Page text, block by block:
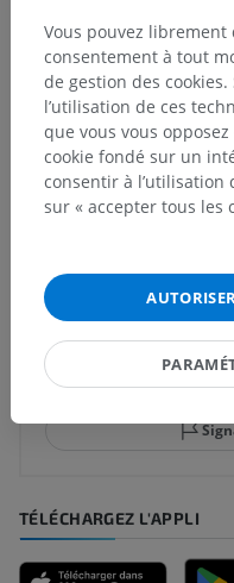
Noyau olivaire
Noyaux péri-olivaires
Traductions
Vous avez vu une
N’hésitez pas à nous
traduction, une
TÉLÉCHARGEZ L'APPLI
Vous pouvez
consentement à tout
de gestion des
l’utilisation de ces
que vous vous
cookie fondé sur un
consentir à l’utilisation
sur « accepter tous les